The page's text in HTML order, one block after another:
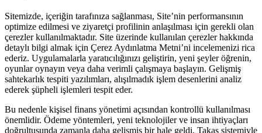
Sitemizde, içeriğin tarafınıza sağlanması, Site’nin performansının
optimize edilmesi ve ziyaretçi profilinin anlaşılması için gerekli olan
çerezler kullanılmaktadır. Site üzerinde kullanılan çerezler hakkında
detaylı bilgi almak için Çerez Aydınlatma Metni’ni incelemenizi rica
ederiz. Uygulamalarla yaratıcılığınızı geliştirin, yeni şeyler öğrenin,
oyunlar oynayın veya daha verimli çalışmaya başlayın. Gelişmiş
sahtekarlık tespiti yazılımları, alışılmadık işlem desenlerini analiz
ederek şüpheli işlemleri tespit eder.
Bu nedenle kişisel finans yönetimi açısından kontrollü kullanılması
önemlidir. Ödeme yöntemleri, yeni teknolojiler ve insan ihtiyaçları
doğrultusunda zamanla daha gelişmiş bir hale geldi. Takas sistemiyle